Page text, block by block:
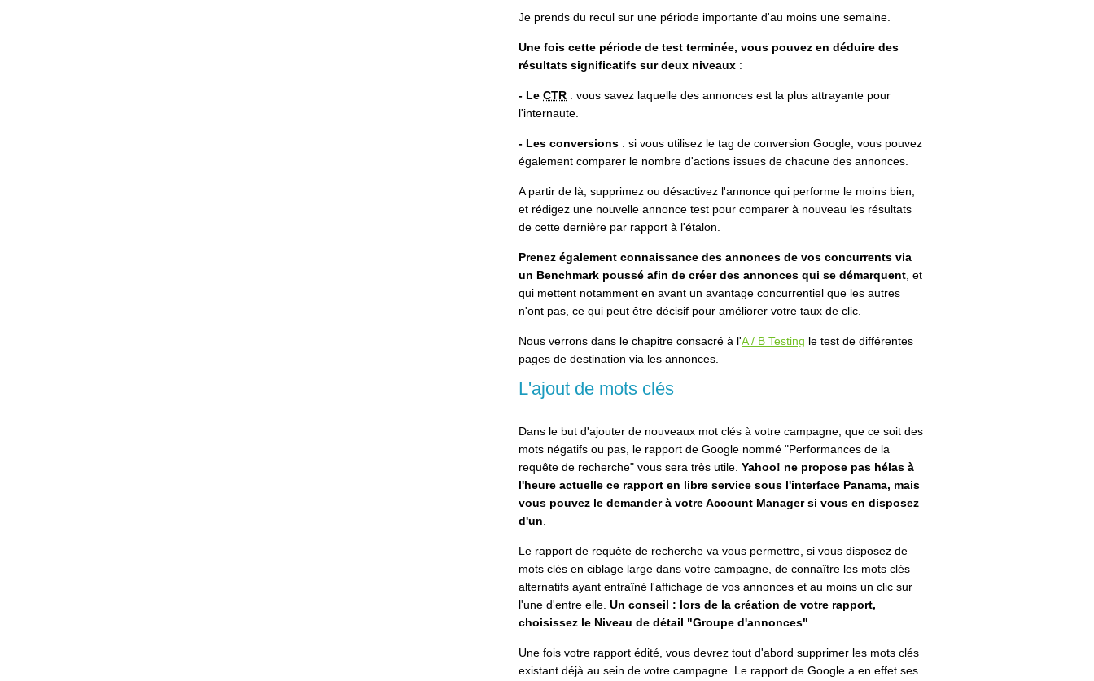
Je prends du recul sur une période importante d'au moins une semaine.
Une fois cette période de test terminée, vous pouvez en déduire des
résultats significatifs sur deux niveaux :
- Le CTR : vous savez laquelle des annonces est la plus attrayante pour
l'internaute.
- Les conversions : si vous utilisez le tag de conversion Google, vous pouvez
également comparer le nombre d'actions issues de chacune des annonces.
A partir de là, supprimez ou désactivez l'annonce qui performe le moins bien,
et rédigez une nouvelle annonce test pour comparer à nouveau les résultats
de cette dernière par rapport à l'étalon.
Prenez également connaissance des annonces de vos concurrents via
un Benchmark poussé afin de créer des annonces qui se démarquent , et
qui mettent notamment en avant un avantage concurrentiel que les autres
n'ont pas, ce qui peut être décisif pour améliorer votre taux de clic.
Nous verrons dans le chapitre consacré à l'A / B Testing le test de différentes
pages de destination via les annonces.
L'ajout de mots clés
Dans le but d'ajouter de nouveaux mot clés à votre campagne, que ce soit des
mots négatifs ou pas, le rapport de Google nommé "Performances de la
requête de recherche" vous sera très utile. Yahoo! ne propose pas hélas à
l'heure actuelle ce rapport en libre service sous l'interface Panama, mais
vous pouvez le demander à votre Account Manager si vous en disposez
d'un
Le rapport de requête de recherche va vous permettre, si vous disposez de
mots clés en ciblage large dans votre campagne, de connaître les mots clés
alternatifs ayant entraîné l'affichage de vos annonces et au moins un clic sur
l'une d'entre elle. Un conseil : lors de la création de votre rapport,
choisissez le Niveau de détail "Groupe d'annonces"
Une fois votre rapport édité, vous devrez tout d'abord supprimer les mots clés
existant déjà au sein de votre campagne. Le rapport de Google a en effet ses